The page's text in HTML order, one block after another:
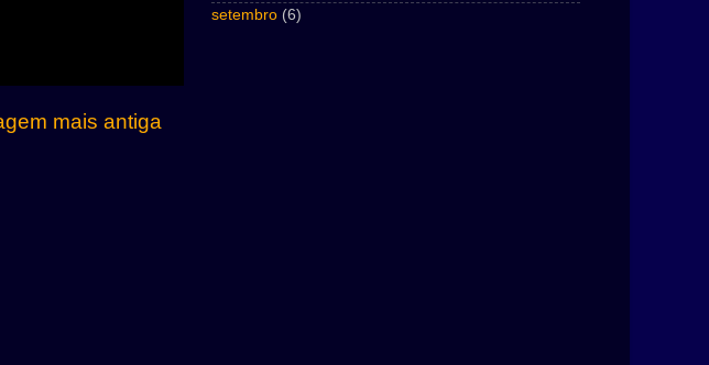
mais antiga
setembro (6)